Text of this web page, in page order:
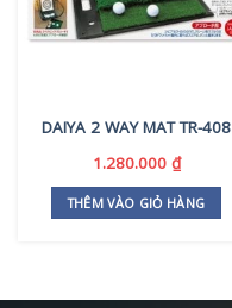
DAIYA 2 WAY MAT TR-408
1.280.000 ₫
THÊM VÀO GIỎ HÀNG